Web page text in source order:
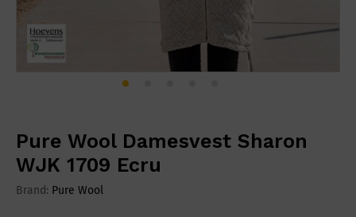
Pure Wool Damesvest Sharon
WJK 1709 Ecru
Brand: Pure Wool